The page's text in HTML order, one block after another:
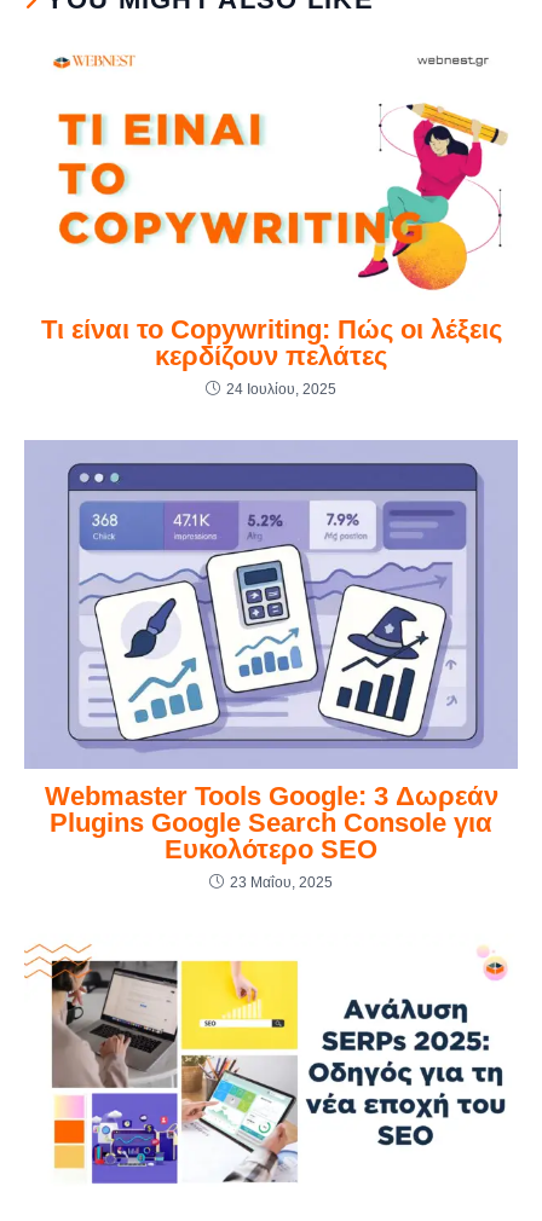
Τι είναι το Copywriting: Πώς οι λέξεις
κερδίζουν πελάτες
24 Ιουλίου, 2025
Webmaster Tools Google: 3 Δωρεάν
Plugins Google Search Console για
Ευκολότερο SEO
23 Μαΐου, 2025